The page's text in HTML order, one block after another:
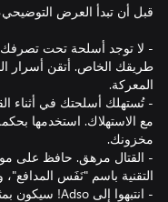
طريقك الخاص. أتقن أسرار
- تُستهلك أسلحتك في أثناء
مع الاستهلاك. استخدمها
- القتال مرهق. حافظ على